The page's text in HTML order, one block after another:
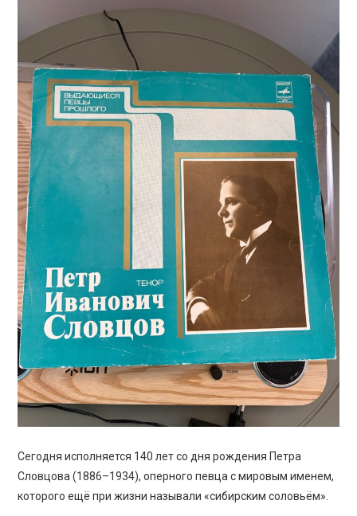
ОБРАЗОВАНИЕ
ПРОСВЕЩЕНИЕ
Сегодня исполняется 140 лет со дня рождения Петра
Словцова (1886–1934), оперного певца с мировым именем,
которого ещё при жизни называли «сибирским соловьём».